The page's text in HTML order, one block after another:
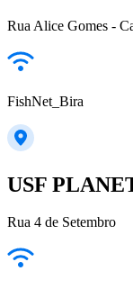
Rua Alice Gomes -
FishNet_Bira
USF
Rua 4 de Setembro